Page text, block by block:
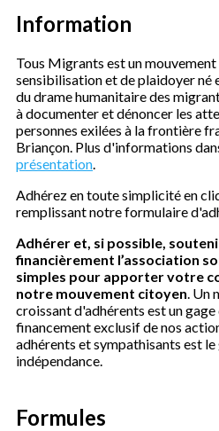
Information
Tous Migrants est un
sensibilisation et de plaidoyer né
du drame humanitaire des
à documenter et dénoncer les
personnes exilées à la frontière
Briançon. Plus d'informations
présentation.
Adhérez en toute simplicité en
remplissant notre formulaire
Adhérer et, si possible,
financièrement l’association
simples pour apporter votre
notre mouvement citoyen. Un
croissant d'adhérents est un
financement exclusif de nos
adhérents et sympathisants est
indépendance.
Formules